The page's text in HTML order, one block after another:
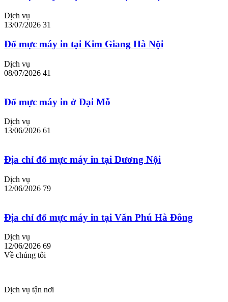
Dịch vụ
13/07/2026 31
Đổ mực máy in tại Kim Giang Hà Nội
Dịch vụ
08/07/2026 41
Đổ mực máy in ở Đại Mỗ
Dịch vụ
13/06/2026 61
Địa chỉ đổ mực máy in tại Dương Nội
Dịch vụ
12/06/2026 79
Địa chỉ đổ mực máy in tại Văn Phú Hà Đông
Dịch vụ
12/06/2026 69
Về chúng tôi
Dịch vụ tận nơi